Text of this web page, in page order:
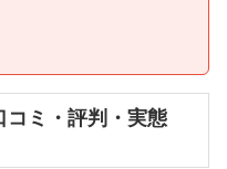
コミ・評判・実態